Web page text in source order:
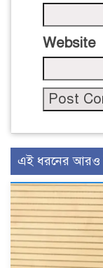
Website
এই ধরনের আরও